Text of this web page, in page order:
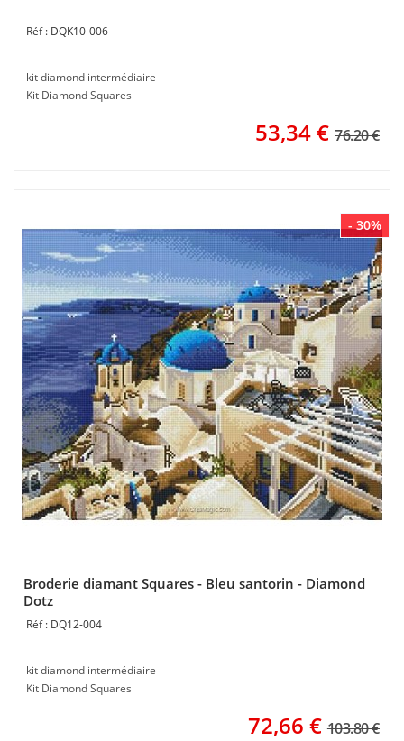
DQK10-006
kit diamond intermédiaire
Kit Diamond Squares
53,34€ 76.20 €
- 30%
Broderie diamant Squares - Bleu santorin - Diamond
Dotz
DQ12-004
kit diamond intermédiaire
Kit Diamond Squares
72,66 € 103.80 €